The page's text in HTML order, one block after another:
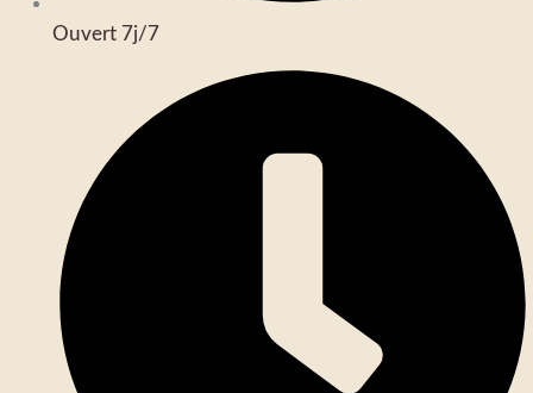
Ouvert 7j/7